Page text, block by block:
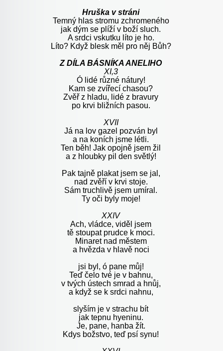
Hruška v stráni
Temný hlas stromu zchromeného
jak dým se plíží v boží sluch.
A srdci vskutku líto je ho.
Líto? Když blesk měl pro něj Bůh?
Z DÍLA BÁSNÍKA ANELIHO
XI,3
Ó lidé různé nátury!
Kam se zvířecí chasou?
Zvěř z hladu, lidé z bravury
po krvi bližních pasou.
XVII
Já na lov gazel pozván byl
a na koních jsme létli.
Ten běh! Jak opojně jsem žil
a z hloubky pil den světlý!
Pak tajně plakat jsem se jal,
nad zvěří v krvi stoje.
Sám truchlivě jsem umíral.
Ty oči byly moje!
XXIV
Ach, vládce, viděl jsem
tě stoupat prudce k moci.
Minaret nad městem
a hvězda v hlavě noci
jsi byl, ó pane můj!
Teď čelo tvé je v bahnu,
v tvých ústech smrad a hnůj,
a když se k srdci nahnu,
slyším je v strachu bít
jak tepnu hyeninu.
Je, pane, hanba žít.
Kdys božstvo, teď psí synu!